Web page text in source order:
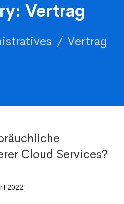
Vertrag
Vertrag
Cloud Services?
2022